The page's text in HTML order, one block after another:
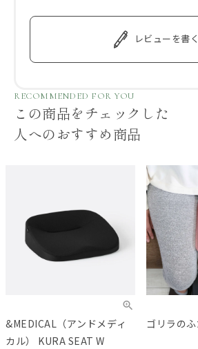
レビューを書く
RECOMMENDED FOR YOU
この商品をチェックした
人へのおすすめ商品
&MEDICAL（アンドメディ
カル） KURA SEAT W
ゴリラの